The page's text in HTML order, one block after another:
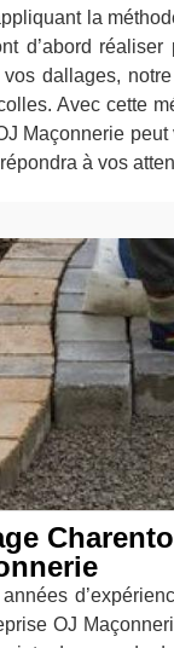
la
d’abord
dallages,
Avec cette
Maçonnerie
à vos
OJ